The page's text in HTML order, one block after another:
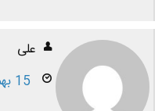
علی
15 بهمن 1397